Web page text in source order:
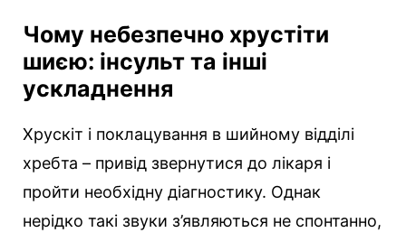
Чому небезпечно хрустіти
шиєю: інсульт та інші
ускладнення
Хрускіт і поклацування в шийному відділі
хребта – привід звернутися до лікаря і
пройти необхідну діагностику. Однак
нерідко такі звуки з’являються не спонтанно,